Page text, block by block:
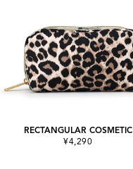
RECTANGULAR COSMETIC
¥4,290